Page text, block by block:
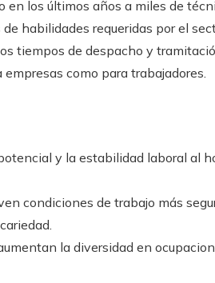
en los últimos años a miles de
habilidades requeridas por el
tiempos de despacho y
como para trabajadores.
y la estabilidad laboral al
condiciones de trabajo más
la diversidad en